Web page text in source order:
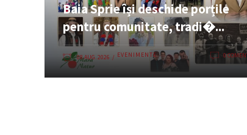
Baia Sprie își deschide porțile
pentru comunitate, tradi�...
08 AUG. 2026 EVENIMENTE 0